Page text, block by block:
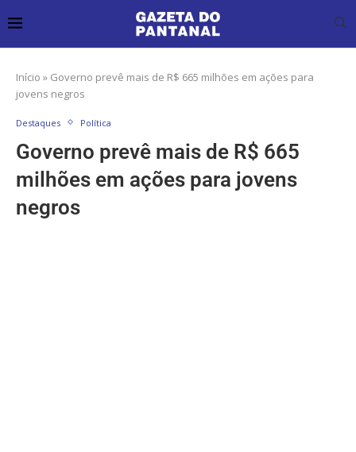
Início » Governo prevê mais de R$ 665 milhões em ações para
jovens negros
Destaques Política
Governo prevê mais de R$ 665
milhões em ações para jovens
negros